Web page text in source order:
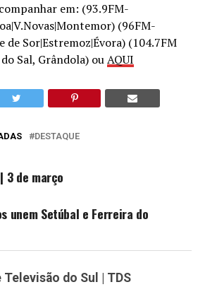
em: (93.9FM-
(96FM-
de Sor|Estremoz|Évora) (104.7FM
Sal, Grândola) ouAQUI
DESTAQUE
3 de março
unem Setúbal e Ferreira do
Televisão do Sul | TDS